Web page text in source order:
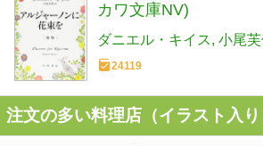
カワ文庫NV)
ダニエル・キイス 小尾
24119
注文の多い料理店（イラスト入